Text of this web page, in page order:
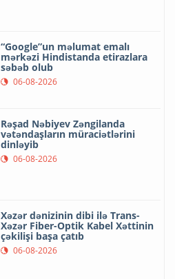
“Google”un məlumat emalı
mərkəzi Hindistanda etirazlara
səbəb olub
06-08-2026
Rəşad Nəbiyev Zəngilanda
vətəndaşların müraciətlərini
dinləyib
06-08-2026
Xəzər dənizinin dibi ilə Trans-
Xəzər Fiber-Optik Kabel Xəttinin
çəkilişi başa çatıb
06-08-2026